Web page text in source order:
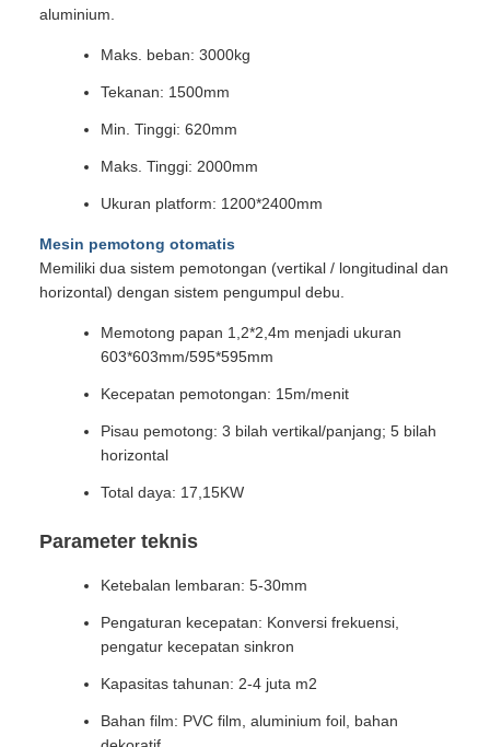
aluminium.
Maks. beban: 3000kg
Tekanan: 1500mm
Min. Tinggi: 620mm
Maks. Tinggi: 2000mm
Ukuran platform: 1200*2400mm
Mesin pemotong otomatis
Memiliki dua sistem pemotongan (vertikal / longitudinal dan
horizontal) dengan sistem pengumpul debu.
Memotong papan 1,2*2,4m menjadi ukuran
603*603mm/595*595mm
Kecepatan pemotongan: 15m/menit
Pisau pemotong: 3 bilah vertikal/panjang; 5 bilah
horizontal
Total daya: 17,15KW
Parameter teknis
Ketebalan lembaran: 5-30mm
Pengaturan kecepatan: Konversi frekuensi,
pengatur kecepatan sinkron
Kapasitas tahunan: 2-4 juta m2
Bahan film: PVC film, aluminium foil, bahan